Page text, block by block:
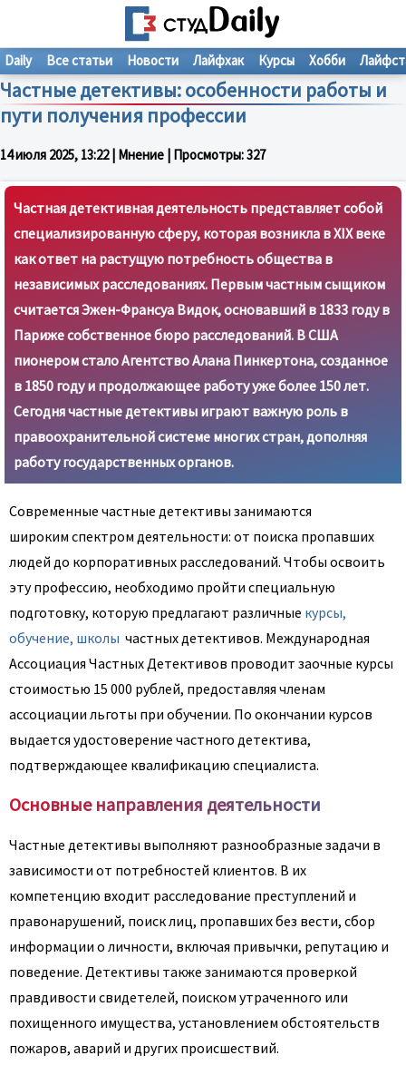
Частные детективы: особенности работы и
пути получения профессии
14 июля 2025, 13:22| Мнение | Просмотры:327
Daily Все статьи Новости Лайфхак Курсы Хобби
Частная детективная деятельность представляет собой
специализированную сферу, которая возникла в XIX веке
как ответ на растущую потребность общества в
независимых расследованиях. Первым частным сыщиком
считается Эжен-Франсуа Видок, основавший в 1833 году в
Париже собственное бюро расследований. В США
пионером стало Агентство Алана Пинкертона, созданное
в 1850 году и продолжающее работу уже более 150 лет.
Сегодня частные детективы играют важную роль в
правоохранительной системе многих стран, дополняя
работу государственных органов.
Современные частные детективы занимаются
широким спектром деятельности: от поиска пропавших
людей до корпоративных расследований. Чтобы освоить
эту профессию, необходимо пройти специальную
подготовку, которую предлагают различные курсы,
обучение, школы частных детективов. Международная
Ассоциация Частных Детективов проводит заочные курсы
стоимостью 15 000 рублей, предоставляя членам
ассоциации льготы при обучении. По окончании курсов
выдается удостоверение частного детектива,
подтверждающее квалификацию специалиста.
Основные направления деятельности
Частные детективы выполняют разнообразные задачи в
зависимости от потребностей клиентов. В их
компетенцию входит расследование преступлений и
правонарушений, поиск лиц, пропавших без вести, сбор
информации о личности, включая привычки, репутацию и
поведение. Детективы также занимаются проверкой
правдивости свидетелей, поиском утраченного или
похищенного имущества, установлением обстоятельств
пожаров, аварий и других происшествий.